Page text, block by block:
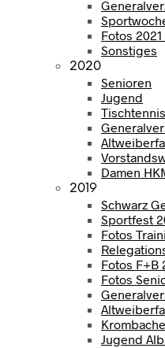
Fotos
Sonstiges
2020
Senioren
Jugend
Tischtennis
Damen
2019
Schwarz
Sportfest
Fotos
Fotos F+B
Fotos
Jugend